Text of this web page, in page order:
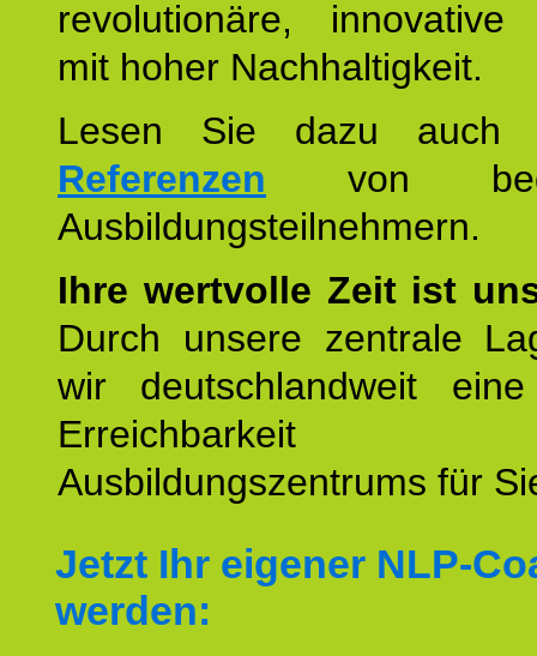
revolutionäre, innovative
mit hoher Nachhaltigkeit.
Lesen Sie dazu
Referenzen von
Ausbildungsteilnehmern.
Ihre wertvolle Zeit ist
Durch unsere zentrale
wir deutschlandweit
Erreichbarkeit
Ausbildungszentrums für
Jetzt Ihr eigener NLP-
werden: